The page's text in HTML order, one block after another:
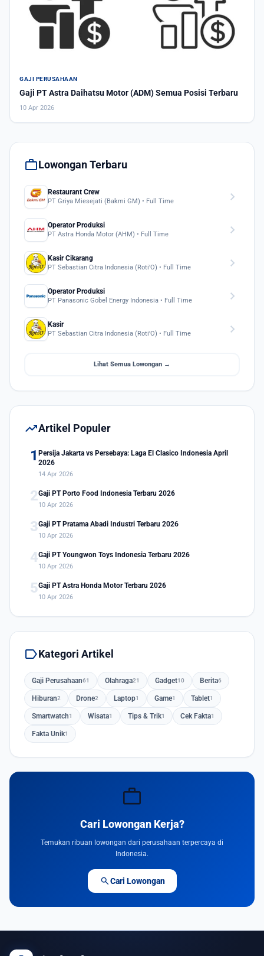
GAJI PERUSAHAAN
Gaji PT Astra Daihatsu Motor (ADM) Semua Posisi Terbaru
10 Apr 2026
workLowongan Terbaru
Restaurant Crew
PT Griya Miesejati (Bakmi GM) • Full Time chevron_right
Operator Produksi
PT Astra Honda Motor (AHM) • Full Time chevron_right
Kasir Cikarang
PT Sebastian Citra Indonesia (Roti’O) • Full Time chevron_right
Operator Produksi
PT Panasonic Gobel Energy Indonesia • Full Time chevron_right
Kasir
PT Sebastian Citra Indonesia (Roti’O) • Full Time chevron_right
Lihat Semua Lowongan →
trending_upArtikel Populer
1 Persija Jakarta vs Persebaya: Laga El Clasico Indonesia April
2026
14 Apr 2026
2Gaji PT Porto Food Indonesia Terbaru 2026
10 Apr 2026
3Gaji PT Pratama Abadi Industri Terbaru 2026
10 Apr 2026
4Gaji PT Youngwon Toys Indonesia Terbaru 2026
10 Apr 2026
5Gaji PT Astra Honda Motor Terbaru 2026
10 Apr 2026
labelKategori Artikel
Gaji Perusahaan61 Olahraga21 Gadget10 Berita6
Hiburan2 Drone2 Laptop1 Game1 Tablet1
Smartwatch1 Wisata1 Tips & Trik1 Cek Fakta1
Fakta Unik1
work
Cari Lowongan Kerja?
Temukan ribuan lowongan dari perusahaan terpercaya di
Indonesia.
searchCari Lowongan